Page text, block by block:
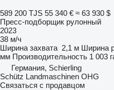
589 200 TJS 55 340 € ≈ 63 930 $
Пресс-подборщик рулонный
2023
38 м/ч
Ширина захвата 2,1 м Ширина
мм Производительность 1 003
Германия, Schierling
Schütz Landmaschinen OHG
Связаться с продавцом